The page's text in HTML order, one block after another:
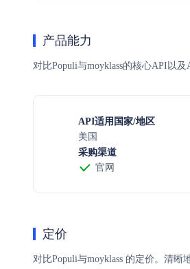
产品能力
对比Populi与moyklass的核心API以
API适用国家/地区
美国
采购渠道
官网
定价
对比Populi与moyklass 的定价。清